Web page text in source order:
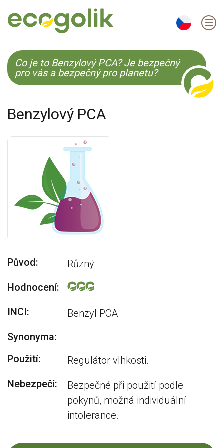
EN ES CS KO
Co je to Benzylový PCA? Je bezpečný
pro vás a bezpečný pro planetu?
Benzylový PCA
Původ:
Různý
Hodnocení:
INCI:
Benzyl PCA
Synonyma:
Použití:
Regulátor vlhkosti.
Nebezpečí:
Bezpečné při použití podle
pokynů, možná individuální
intolerance.